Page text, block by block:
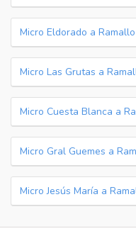
Micro Eldorado a Ramallo
Micro Las Grutas a
Micro Cuesta Blanca a
Micro Gral Guemes a
Micro Jesús María a